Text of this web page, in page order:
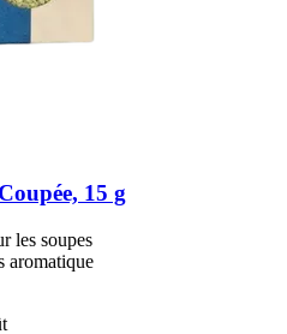
15 g
les soupes
aromatique